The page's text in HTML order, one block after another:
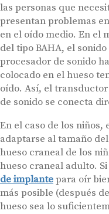
las personas que
presentan problemas
en el oído medio. En el
del tipo BAHA, el
procesador de sonido
colocado en el hueso
oído. Así, el
de sonido se conecta
En el caso de los niños,
adaptarse al tamaño
hueso craneal de los
hueso craneal adulto.
de implantepara oír
más posible (después
hueso sea lo